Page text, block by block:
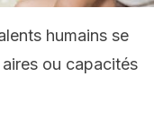
humains se
ou capacités